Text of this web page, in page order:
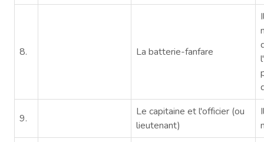
8. La batterie-fanfare
9.
Le capitaine et l'officier (ou
lieutenant)